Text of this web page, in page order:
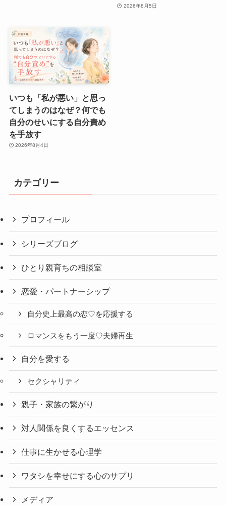
2026年8月5日
いつも「私が悪い」と思っ
てしまうのはなぜ？何でも
自分のせいにする自分責め
を手放す
2026年8月4日
カテゴリー
プロフィール
シリーズブログ
ひとり親育ちの相談室
恋愛・パートナーシップ
自分史上最高の恋♡を応援する
ロマンスをもう一度♡夫婦再生
自分を愛する
セクシャリティ
親子・家族の繋がり
対人関係を良くするエッセンス
仕事に生かせる心理学
ワタシを幸せにする心のサプリ
メディア